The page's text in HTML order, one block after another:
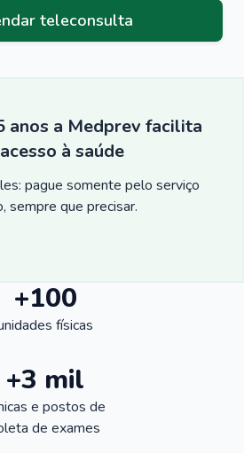
teleconsulta
anos a Medprev facilita
à saúde
pague somente pelo serviço
sempre que precisar.
+100
físicas
+3 mil
e postos de
de exames